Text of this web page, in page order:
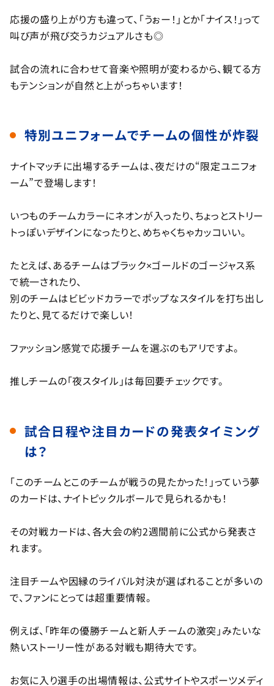
応援の盛り上がり方も違って、「うぉー！」とか「ナイス！」って
叫び声が飛び交うカジュアルさも◎
試合の流れに合わせて音楽や照明が変わるから、観てる方
もテンションが自然と上がっちゃいます！
特別ユニフォームでチームの個性が炸裂
ナイトマッチに出場するチームは、夜だけの“限定ユニフォ
ーム”で登場します！
いつものチームカラーにネオンが入ったり、ちょっとストリー
トっぽいデザインになったりと、めちゃくちゃカッコいい。
たとえば、あるチームはブラック×ゴールドのゴージャス系
で統一されたり、
別のチームはビビッドカラーでポップなスタイルを打ち出し
たりと、見てるだけで楽しい！
ファッション感覚で応援チームを選ぶのもアリですよ。
推しチームの「夜スタイル」は毎回要チェックです。
試合日程や注目カードの発表タイミング
は？
「このチームとこのチームが戦うの見たかった！」っていう夢
のカードは、ナイトピックルボールで見られるかも！
その対戦カードは、各大会の約2週間前に公式から発表さ
れます。
注目チームや因縁のライバル対決が選ばれることが多いの
で、ファンにとっては超重要情報。
例えば、「昨年の優勝チームと新人チームの激突」みたいな
熱いストーリー性がある対戦も期待大です。
お気に入り選手の出場情報は、公式サイトやスポーツメディ